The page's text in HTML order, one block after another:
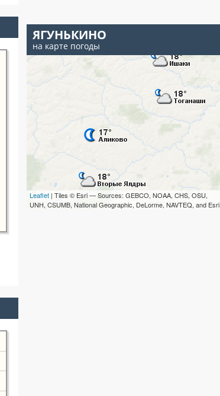
ЯГУНЬКИНО
на карте погоды
Leaflet | Tiles © Esri — Sources: GEBCO, NOAA, CHS, OSU,
UNH, CSUMB, National Geographic, DeLorme, NAVTEQ, and Esri